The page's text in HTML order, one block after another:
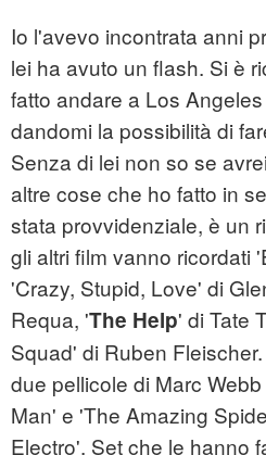
Io l'avevo incontrata anni
lei ha avuto un flash. Si è
fatto andare a Los
dandomi la possibilità di
Senza di lei non so se
altre cose che ho fatto in
stata provvidenziale, è un
gli altri film vanno ricordati
'Crazy, Stupid, Love' di
Requa, 'The Help' di Tate
Squad' di Ruben
due pellicole di Marc
Man' e 'The Amazing
Electro'. Set che le hanno